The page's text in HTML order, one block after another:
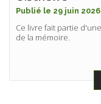
Publié le 29 juin 2026
Ce livre fait partie
de la mémoire.